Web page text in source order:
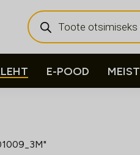
Products
search
E-POOD MEIST